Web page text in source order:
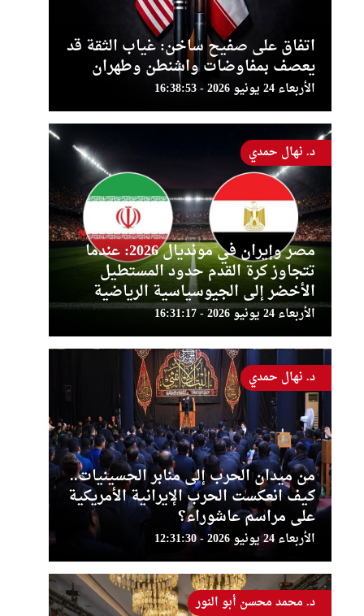
اتفاق على صفيح ساخن: غياب الثقة قد
يعصف بمفاوضات واشنطن وطهران
الأربعاء 24 يونيو 2026 - 16:38:53
مصر وإيران في مونديال 2026: عندما
تتجاوز كرة القدم حدود المستطيل
الأخضر إلى الجيوسياسية الرياضية
الأربعاء 24 يونيو 2026 - 16:31:17
د. نهال حمدي
من ميدان الحرب إلى منابر الحسينيات..
كيف انعكست الحرب الإيرانية الأمريكية
على مراسم عاشوراء؟
الأربعاء 24 يونيو 2026 - 12:31:30
د. نهال حمدي
د. محمد محسن أبو النور